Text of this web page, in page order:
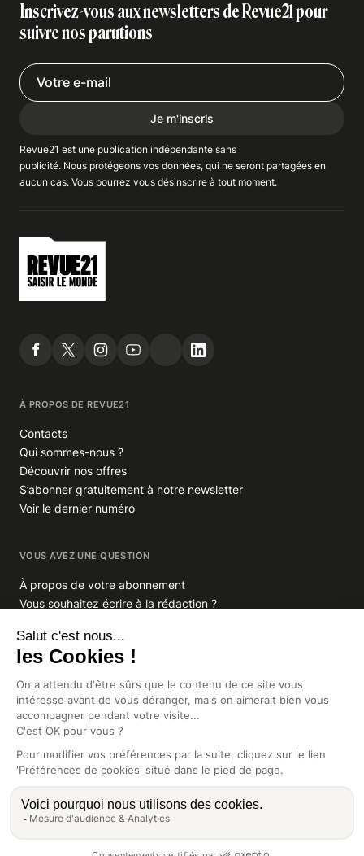
Inscrivez-vous aux newsletters de Revue21 pour
suivre nos parutions
Je m'inscris
Revue21 est une publication indépendante sans
publicité. Nous protégeons vos données, qui ne seront partagées en
aucun cas. Vous pourrez vous désinscrire à tout moment.
À PROPOS DE REVUE21
Contacts
Qui sommes-nous ?
Découvrir nos offres
S’abonner gratuitement à notre newsletter
Voir le dernier numéro
VOUS AVEZ UNE QUESTION
À propos de votre abonnement
Vous souhaitez écrire à la rédaction ?
GROUPE INDIGO PUBLICATIONS
En savoir plus sur Indigo Publications
La Lettre
Glitz.paris
Africa Intelligence
Intelligence Online